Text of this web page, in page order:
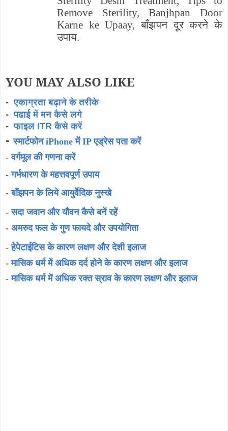
Remove Sterility, Banjhpan Door
Karne ke Upaay, बाँझपन दूर करने के
उपाय.
YOU MAY ALSO LIKE
-एकाग्रता बढ़ाने के तरीके
-पढाई में मन कैसे लगे
-फाइल ITR कैसे करें
-स्मार्टफोन iPhone में IP एड्रेस पता करें
-वर्गमूल की गणना करें
-गर्भधारण के महत्तवपूर्ण उपाय
-बाँझपन के लिये आयुर्वेदिक नुस्खे
-सदा जवान और यौवन कैसे बनें रहें
- अमरुद फल के गुण फायदे और उपयोगिता
-हेपेटाईटिस के कारण लक्षण और देशी इलाज
-मासिक धर्म में अधिक दर्द होने के कारण लक्षण और इलाज
-मासिक धर्म में अधिक रक्त स्राव के कारण लक्षण और इलाज